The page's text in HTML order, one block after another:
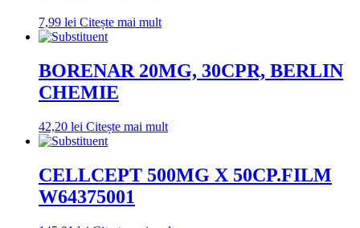
7,99 lei Citește mai mult
BORENAR 20MG, 30CPR, BERLIN
CHEMIE
42,20 lei Citește mai mult
CELLCEPT 500MG X 50CP.FILM
W64375001